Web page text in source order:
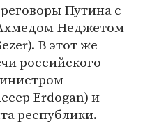
Путина с
Неджетом
В этот же
российского
Erdogan) и
республики.